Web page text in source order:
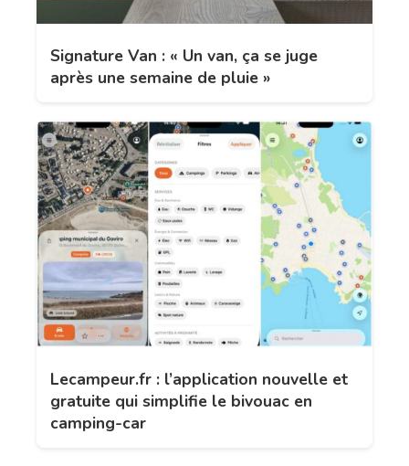
Signature Van : « Un van, ça se juge
après une semaine de pluie »
Lecampeur.fr : l’application nouvelle et
gratuite qui simplifie le bivouac en
camping-car